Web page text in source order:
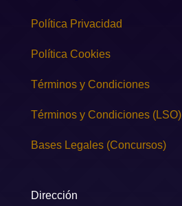
Política Privacidad
Política Cookies
Términos y Condiciones
Términos y Condiciones (LSO)
Bases Legales (Concursos)
Dirección